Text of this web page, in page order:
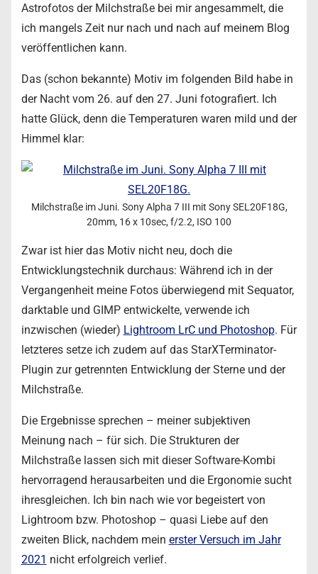
Astrofotos der Milchstraße bei mir angesammelt, die
ich mangels Zeit nur nach und nach auf meinem Blog
veröffentlichen kann.
Das (schon bekannte) Motiv im folgenden Bild habe in
der Nacht vom 26. auf den 27. Juni fotografiert. Ich
hatte Glück, denn die Temperaturen waren mild und der
Himmel klar:
Milchstraße im Juni. Sony Alpha 7 III mit Sony SEL20F18G,
20mm, 16 x 10sec, f/2.2, ISO 100
Zwar ist hier das Motiv nicht neu, doch die
Entwicklungstechnik durchaus: Während ich in der
Vergangenheit meine Fotos überwiegend mit Sequator,
darktable und GIMP entwickelte, verwende ich
inzwischen (wieder) Lightroom LrC und Photoshop. Für
letzteres setze ich zudem auf das StarXTerminator-
Plugin zur getrennten Entwicklung der Sterne und der
Milchstraße.
Die Ergebnisse sprechen – meiner subjektiven
Meinung nach – für sich. Die Strukturen der
Milchstraße lassen sich mit dieser Software-Kombi
hervorragend herausarbeiten und die Ergonomie sucht
ihresgleichen. Ich bin nach wie vor begeistert von
Lightroom bzw. Photoshop – quasi Liebe auf den
zweiten Blick, nachdem mein erster Versuch im Jahr
2021 nicht erfolgreich verlief.